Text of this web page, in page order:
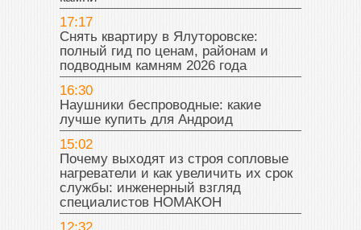
17:17
Снять квартиру в Ялуторовске:
полный гид по ценам, районам и
подводным камням 2026 года
16:30
Наушники беспроводные: какие
лучше купить для Андроид
15:02
Почему выходят из строя сопловые
нагреватели и как увеличить их срок
службы: инженерный взгляд
специалистов НОМАКОН